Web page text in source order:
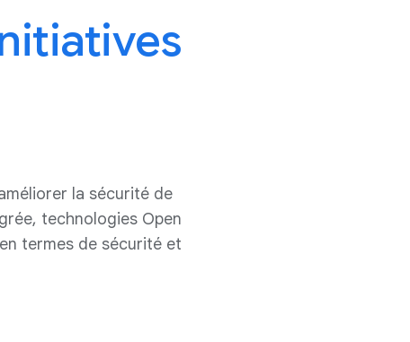
la sécurité de
technologies Open
termes de sécurité et